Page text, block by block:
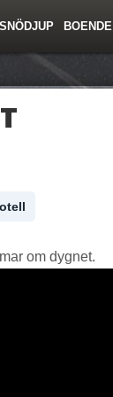
SNÖDJUP BOENDE
om dygnet.